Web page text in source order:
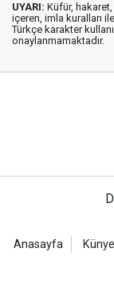
UYARI: Küfür,
içeren, imla kuralları
Türkçe karakter
onaylanmamaktadır.
Anasayfa Künye